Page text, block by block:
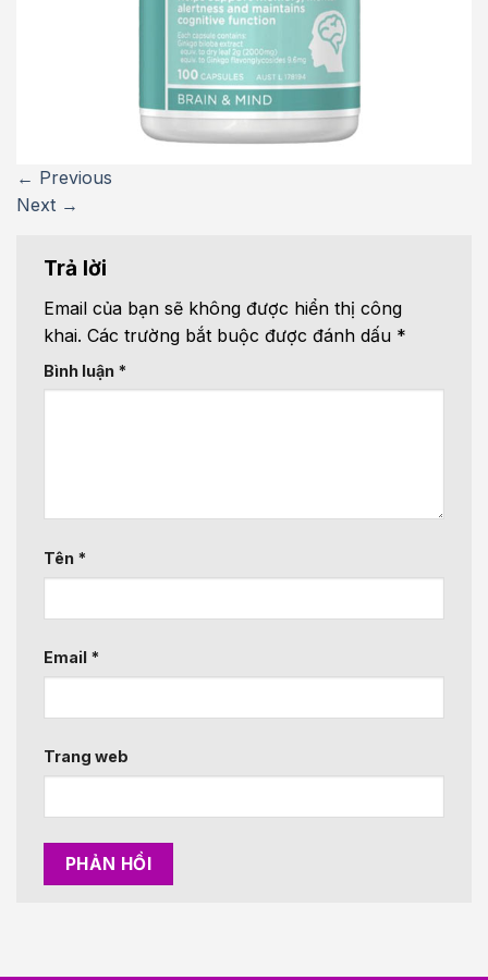
← Previous
Next →
Trả lời
Email của bạn sẽ không được hiển thị công
khai. Các trường bắt buộc được đánh dấu *
Bình luận *
Tên *
Email *
Trang web